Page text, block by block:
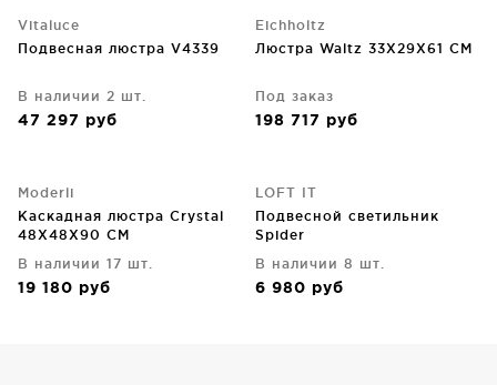
Vitaluce
Подвесная люстра V4339
В наличии 2 шт.
47 297 руб
Eichholtz
Люстра Waltz 33X29X61 CM
Под заказ
198 717 руб
Moderli
Каскадная люстра Crystal
48X48X90 CM
В наличии 17 шт.
19 180 руб
LOFT IT
Подвесной светильник
Spider
В наличии 8 шт.
6 980 руб